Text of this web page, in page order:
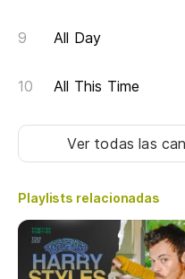
All Day
All This Time
Ver todas las
Playlists relacionadas